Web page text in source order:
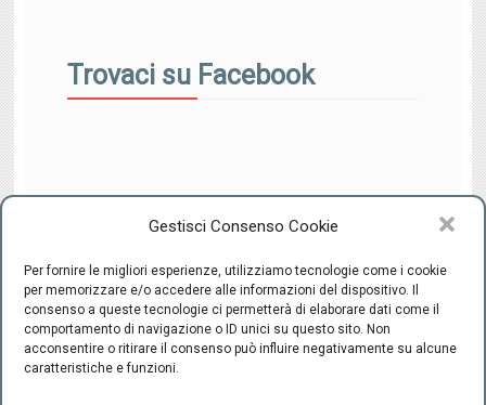
Gestisci Consenso Cookie
Per fornire le migliori esperienze, utilizziamo tecnologie come i cookie
per memorizzare e/o accedere alle informazioni del dispositivo. Il
consenso a queste tecnologie ci permetterà di elaborare dati come il
comportamento di navigazione o ID unici su questo sito. Non
acconsentire o ritirare il consenso può influire negativamente su alcune
caratteristiche e funzioni.
Trovaci su Facebook
CENTRO INTEGRATO DI SESSUOLOGIA "il Ponte" - C.F.
94220800489 -Cookie Policy-Privacy